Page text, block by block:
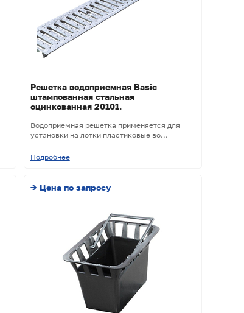
Решетка водоприемная Basic
штампованная стальная
оцинкованная 20101.
Водоприемная решетка применяется для
установки на лотки пластиковые во...
Подробнее
→ Цена по запросу